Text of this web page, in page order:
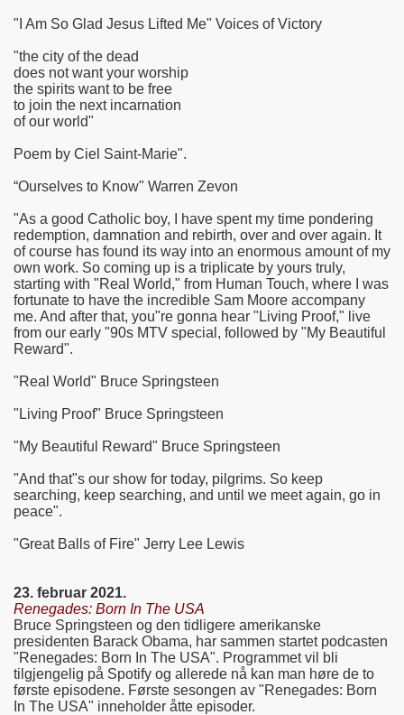
"I Am So Glad Jesus Lifted Me" Voices of Victory
"the city of the dead
does not want your worship
the spirits want to be free
to join the next incarnation
of our world"
Poem by Ciel Saint-Marie".
“Ourselves to Know" Warren Zevon
"As a good Catholic boy, I have spent my time pondering
redemption, damnation and rebirth, over and over again. It
of course has found its way into an enormous amount of my
own work. So coming up is a triplicate by yours truly,
starting with "Real World," from Human Touch, where I was
fortunate to have the incredible Sam Moore accompany
me. And after that, you"re gonna hear "Living Proof," live
from our early "90s MTV special, followed by "My Beautiful
Reward".
"Real World" Bruce Springsteen
"Living Proof" Bruce Springsteen
"My Beautiful Reward" Bruce Springsteen
"And that"s our show for today, pilgrims. So keep
searching, keep searching, and until we meet again, go in
peace".
"Great Balls of Fire" Jerry Lee Lewis
23. februar 2021.
Renegades: Born In The USA
Bruce Springsteen og den tidligere amerikanske
presidenten Barack Obama, har sammen startet podcasten
"Renegades: Born In The USA". Programmet vil bli
tilgjengelig på Spotify og allerede nå kan man høre de to
første episodene. Første sesongen av "Renegades: Born
In The USA" inneholder åtte episoder.